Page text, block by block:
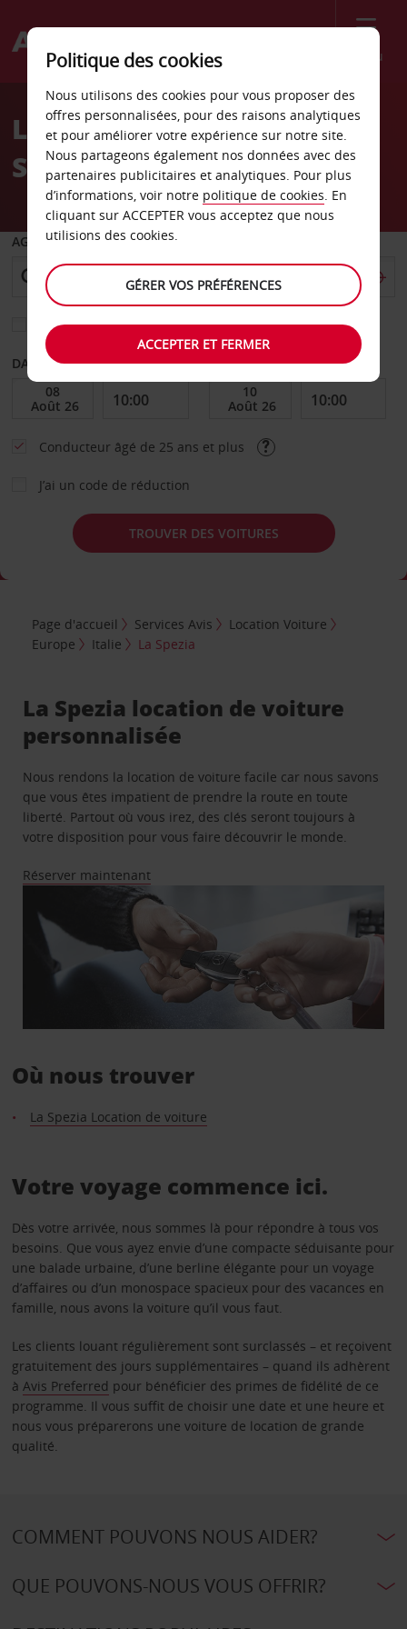
Menu
Welcome
AvisLocation de voiture La
Spezia
AGENCE DE DÉPART
Sélectionnez une autre agence de retour
DATE DE DÉBUT DATE DE FIN
Conducteur âgé de 25 ans et plus
J’ai un code de réduction
TROUVER DES VOITURES
Page d'accueil Services Avis
Location Voiture
Europe
Italie La Spezia
La Spezia location de voiture
personnalisée
Nous rendons la location de voiture facile car nous savons
que vous êtes impatient de prendre la route en toute
liberté. Partout où vous irez, des clés seront toujours à
votre disposition pour vous faire découvrir le monde.
Réserver maintenant
Où nous trouver
La Spezia Location de voiture
Votre voyage commence ici.
Dès votre arrivée, nous sommes là pour répondre à tous vos
besoins. Que vous ayez envie d’une compacte séduisante pour
une balade urbaine, d’une berline élégante pour un voyage
d’affaires ou d’un monospace spacieux pour des vacances en
famille, nous avons la voiture qu’il vous faut.
Les clients louant régulièrement sont surclassés – et reçoivent
gratuitement des jours supplémentaires – quand ils adhèrent
à Avis Preferred pour bénéficier des primes de fidélité de ce
programme. Il vous suffit de choisir une date et une heure et
nous vous préparerons une voiture de location de grande
qualité.
COMMENT POUVONS NOUS AIDER?
QUE POUVONS-NOUS VOUS OFFRIR?
Politique des cookies
Nous utilisons des cookies pour vous proposer des
offres personnalisées, pour des raisons analytiques
et pour améliorer votre expérience sur notre site.
Nous partageons également nos données avec des
partenaires publicitaires et analytiques. Pour plus
d’informations, voir notre politique de cookies. En
cliquant sur ACCEPTER vous acceptez que nous
utilisions des cookies.
GÉRER VOS PRÉFÉRENCES
ACCEPTER ET FERMER